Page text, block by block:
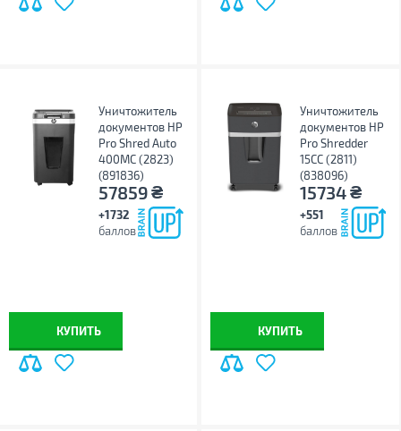
Уничтожитель
документов HP
Pro Shred Auto
400MC (2823)
(891836)
57859₴
+1732
баллов
КУПИТЬ
Уничтожитель
документов HP
Pro Shredder
15CC (2811)
(838096)
15734₴
+551
баллов
КУПИТЬ